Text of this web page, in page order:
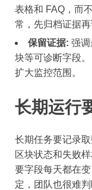
表格和 FAQ，而
常，先归档证据再
保留证据: 强
块等可诊断字段
扩大监控范围。
长期运行
长期任务要记录
区块状态和失败
要字段每天都在
定，团队也很难